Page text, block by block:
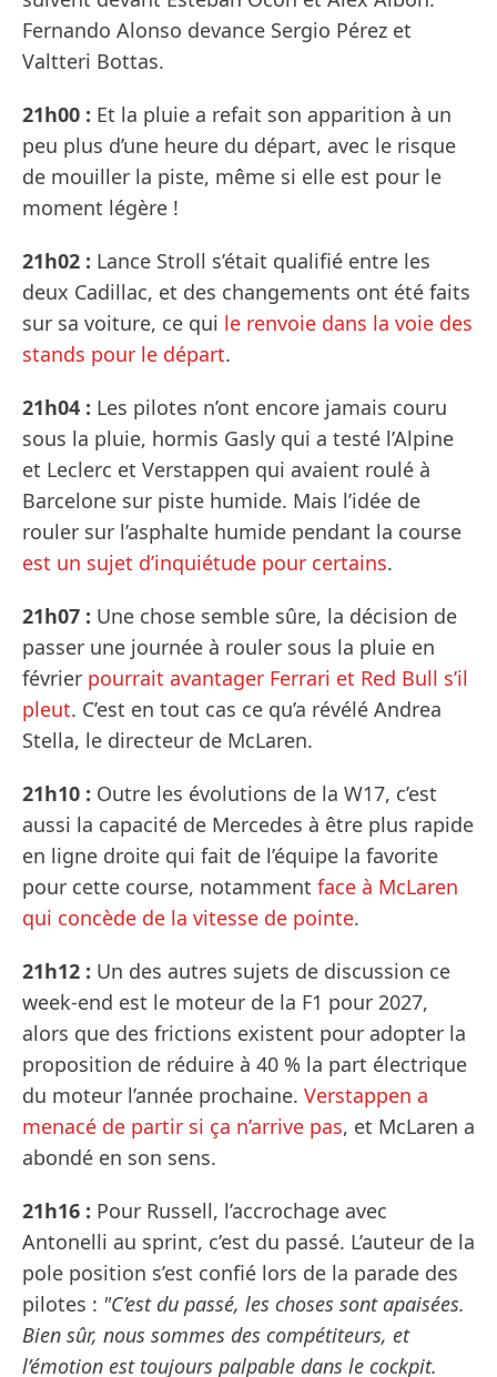
Fernando Alonso devance Sergio Pérez et
Valtteri Bottas.
21h00 : Et la pluie a refait son apparition à un
peu plus d’une heure du départ, avec le risque
de mouiller la piste, même si elle est pour le
moment légère !
21h02 : Lance Stroll s’était qualifié entre les
deux Cadillac, et des changements ont été faits
sur sa voiture, ce qui le renvoie dans la voie des
stands pour le départ.
21h04 : Les pilotes n’ont encore jamais couru
sous la pluie, hormis Gasly qui a testé l’Alpine
et Leclerc et Verstappen qui avaient roulé à
Barcelone sur piste humide. Mais l’idée de
rouler sur l’asphalte humide pendant la course
est un sujet d’inquiétude pour certains.
21h07 : Une chose semble sûre, la décision de
passer une journée à rouler sous la pluie en
février pourrait avantager Ferrari et Red Bull s’il
pleut. C’est en tout cas ce qu’a révélé Andrea
Stella, le directeur de McLaren.
21h10 : Outre les évolutions de la W17, c’est
aussi la capacité de Mercedes à être plus rapide
en ligne droite qui fait de l’équipe la favorite
pour cette course, notamment face à McLaren
qui concède de la vitesse de pointe.
21h12 : Un des autres sujets de discussion ce
week-end est le moteur de la F1 pour 2027,
alors que des frictions existent pour adopter la
proposition de réduire à 40 % la part électrique
du moteur l’année prochaine. Verstappen a
menacé de partir si ça n’arrive pas, et McLaren a
abondé en son sens.
21h16 : Pour Russell, l’accrochage avec
Antonelli au sprint, c’est du passé. L’auteur de la
pole position s’est confié lors de la parade des
pilotes : "C’est du passé, les choses sont apaisées.
Bien sûr, nous sommes des compétiteurs, et
l’émotion est toujours palpable dans le cockpit.